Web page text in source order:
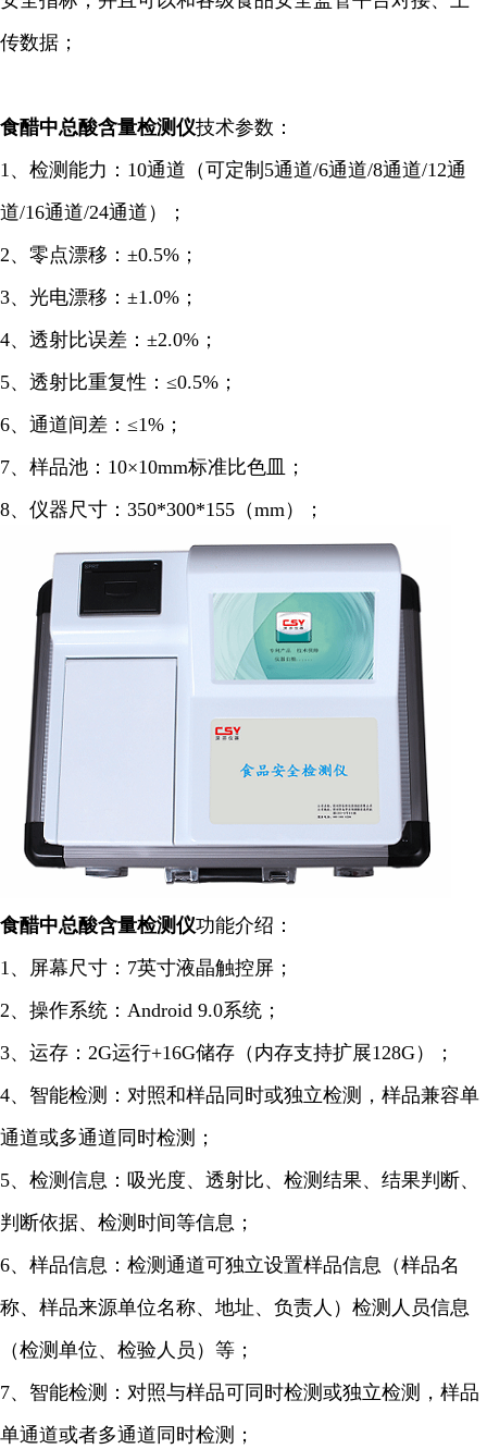
传数据；
食醋中总酸含量检测仪技术参数：
1、检测能力：10通道（可定制5通道/6通道/8通道/12通
道/16通道/24通道）；
2、零点漂移：±0.5%；
3、光电漂移：±1.0%；
4、透射比误差：±2.0%；
5、透射比重复性：≤0.5%；
6、通道间差：≤1%；
7、样品池：10×10mm标准比色皿；
8、仪器尺寸：350*300*155（mm）；
食醋中总酸含量检测仪功能介绍：
1、屏幕尺寸：7英寸液晶触控屏；
2、操作系统：Android 9.0系统；
3、运存：2G运行+16G储存（内存支持扩展128G）；
4、智能检测：对照和样品同时或独立检测，样品兼容单
通道或多通道同时检测；
5、检测信息：吸光度、透射比、检测结果、结果判断、
判断依据、检测时间等信息；
6、样品信息：检测通道可独立设置样品信息（样品名
称、样品来源单位名称、地址、负责人）检测人员信息
（检测单位、检验人员）等；
7、智能检测：对照与样品可同时检测或独立检测，样品
单通道或者多通道同时检测；